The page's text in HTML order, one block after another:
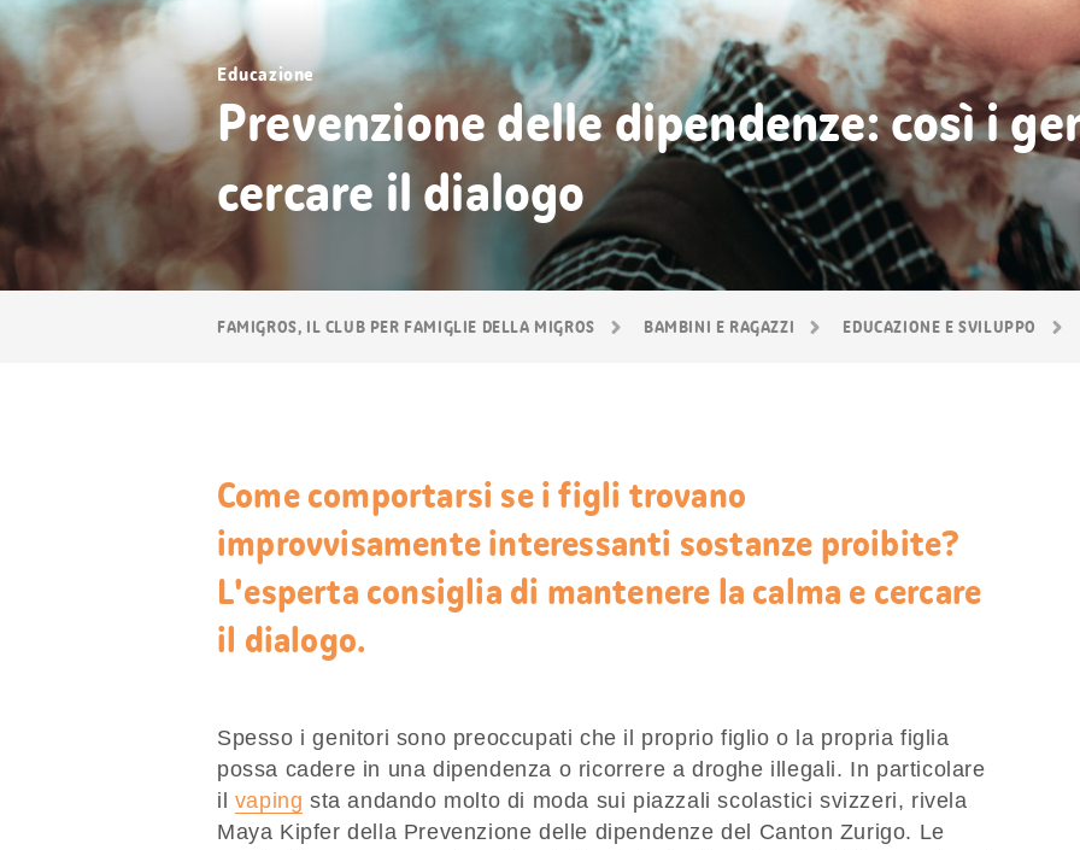
FAMIGROS, IL CLUB PER FAMIGLIE DELLA MIGROS BAMBINI E RAGAZZI EDUCAZIONE E SVILUPPO
Educazione
Prevenzione delle dipendenze: così i
cercare il dialogo
Come comportarsi se i figli trovano
improvvisamente interessanti sostanze proibite?
L'esperta consiglia di mantenere la calma e cercare
il dialogo.
Spesso i genitori sono preoccupati che il proprio figlio o la propria figlia
possa cadere in una dipendenza o ricorrere a droghe illegali. In particolare
il vaping sta andando molto di moda sui piazzali scolastici svizzeri, rivela
Maya Kipfer della Prevenzione delle dipendenze del Canton Zurigo. Le